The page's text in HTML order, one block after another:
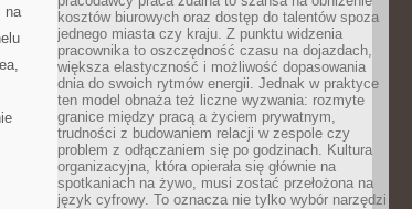
na
kosztów biurowych oraz dostęp do talentów spoza
jednego miasta czy kraju. Z punktu widzenia
pracownika to oszczędność czasu na dojazdach,
większa elastyczność i możliwość dopasowania
dnia do swoich rytmów energii. Jednak w praktyce
ten model obnaża też liczne wyzwania: rozmyte
granice między pracą a życiem prywatnym,
trudności z budowaniem relacji w zespole czy
problem z odłączaniem się po godzinach. Kultura
organizacyjna, która opierała się głównie na
spotkaniach na żywo, musi zostać przełożona na
język cyfrowy. To oznacza nie tylko wybór narzędzi